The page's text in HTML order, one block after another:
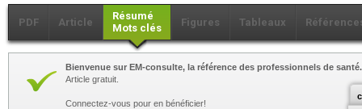
PDF Article
Résumé
Mots clés
Figures Tableaux
Bienvenue sur EM-consulte, la référence des professionnels de santé.
Article gratuit.
Connectez-vous pour en bénéficier!